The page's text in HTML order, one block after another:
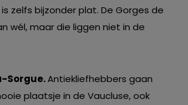
zelfs bijzonder plat. De Gorges de
wél, maar die liggen niet in de
Sorgue.Antiekliefhebbers gaan
plaatsje in de Vaucluse, ook